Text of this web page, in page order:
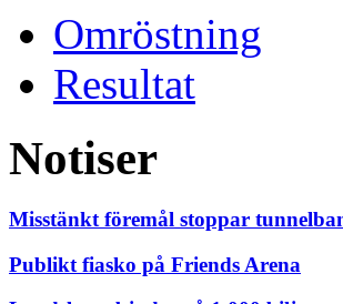
Omröstning
Resultat
Notiser
Misstänkt föremål stoppar
Publikt fiasko på Friends Arena